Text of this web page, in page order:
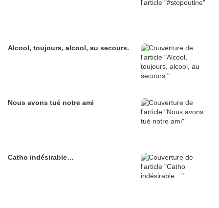
Alcool, toujours, alcool, au secours.
Nous avons tué notre ami
Catho indésirable…